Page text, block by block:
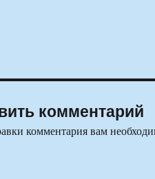
комментарий
комментария вам